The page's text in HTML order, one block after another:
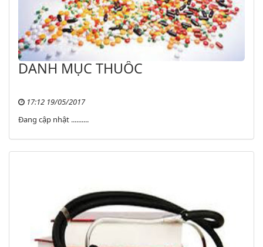
DANH MỤC THUỐC
17:12 19/05/2017
Đang cập nhật ..........